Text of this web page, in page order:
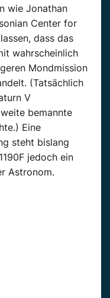
wie Jonathan
Center for
dass das
wahrscheinlich
Mondmission
(Tatsächlich
V
bemannte
Eine
steht bislang
jedoch ein
Astronom.